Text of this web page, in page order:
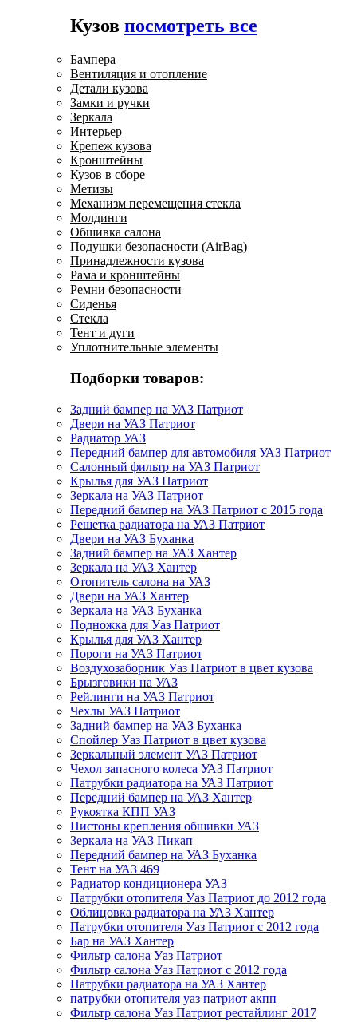
Кузов посмотреть все
Бампера
Вентиляция и отопление
Детали кузова
Замки и ручки
Зеркала
Интерьер
Крепеж кузова
Кронштейны
Кузов в сборе
Метизы
Механизм перемещения стекла
Молдинги
Обшивка салона
Подушки безопасности (AirBag)
Принадлежности кузова
Рама и кронштейны
Ремни безопасности
Сиденья
Стекла
Тент и дуги
Уплотнительные элементы
Подборки товаров:
Задний бампер на УАЗ Патриот
Двери на УАЗ Патриот
Радиатор УАЗ
Передний бампер для автомобиля УАЗ Патриот
Салонный фильтр на УАЗ Патриот
Крылья для УАЗ Патриот
Зеркала на УАЗ Патриот
Передний бампер на УАЗ Патриот с 2015 года
Решетка радиатора на УАЗ Патриот
Двери на УАЗ Буханка
Задний бампер на УАЗ Хантер
Зеркала на УАЗ Хантер
Отопитель салона на УАЗ
Двери на УАЗ Хантер
Зеркала на УАЗ Буханка
Подножка для Уаз Патриот
Крылья для УАЗ Хантер
Пороги на УАЗ Патриот
Воздухозаборник Уаз Патриот в цвет кузова
Брызговики на УАЗ
Рейлинги на УАЗ Патриот
Чехлы УАЗ Патриот
Задний бампер на УАЗ Буханка
Спойлер Уаз Патриот в цвет кузова
Зеркальный элемент УАЗ Патриот
Чехол запасного колеса УАЗ Патриот
Патрубки радиатора на УАЗ Патриот
Передний бампер на УАЗ Хантер
Рукоятка КПП УАЗ
Пистоны крепления обшивки УАЗ
Зеркала на УАЗ Пикап
Передний бампер на УАЗ Буханка
Тент на УАЗ 469
Радиатор кондиционера УАЗ
Патрубки отопителя Уаз Патриот до 2012 года
Облицовка радиатора на УАЗ Хантер
Патрубки отопителя Уаз Патриот с 2012 года
Бар на УАЗ Хантер
Фильтр салона Уаз Патриот
Фильтр салона Уаз Патриот с 2012 года
Патрубки радиатора на УАЗ Хантер
патрубки отопителя уаз патриот акпп
Фильтр салона Уаз Патриот рестайлинг 2017